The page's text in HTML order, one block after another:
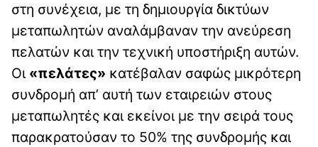
στη συνέχεια, με τη δημιουργία δικτύων
μεταπωλητών αναλάμβαναν την ανεύρεση
πελατών και την τεχνική υποστήριξη αυτών.
Οι «πελάτες» κατέβαλαν σαφώς μικρότερη
συνδρομή απ’ αυτή των εταιρειών στους
μεταπωλητές και εκείνοι με την σειρά τους
παρακρατούσαν το 50% της συνδρομής και